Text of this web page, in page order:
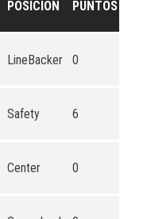
POSICIÓN PUNTOS
LineBacker 0
Safety 6
Center 0